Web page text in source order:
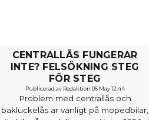
CENTRALLÅS FUNGERAR
INTE? FELSÖKNING STEG
FÖR STEG
Publicerad av Redaktion 05 May 12:44
Problem med centrallås och
bakluckelås är vanligt på mopedbilar,